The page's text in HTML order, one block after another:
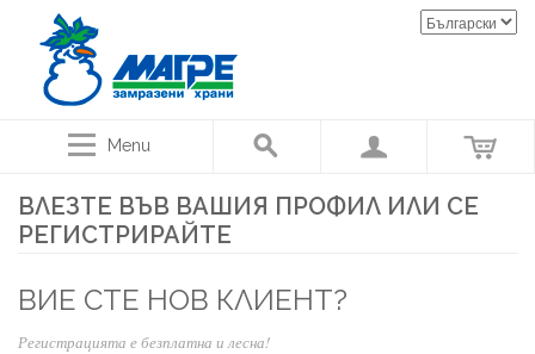
Menu
ВЛЕЗТЕ ВЪВ ВАШИЯ ПРОФИЛ ИЛИ СЕ
РЕГИСТРИРАЙТЕ
ВИЕ СТЕ НОВ КЛИЕНТ?
Регистрацията е безплатна и лесна!